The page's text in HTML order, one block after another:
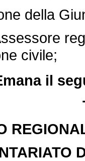
della
civile;
il